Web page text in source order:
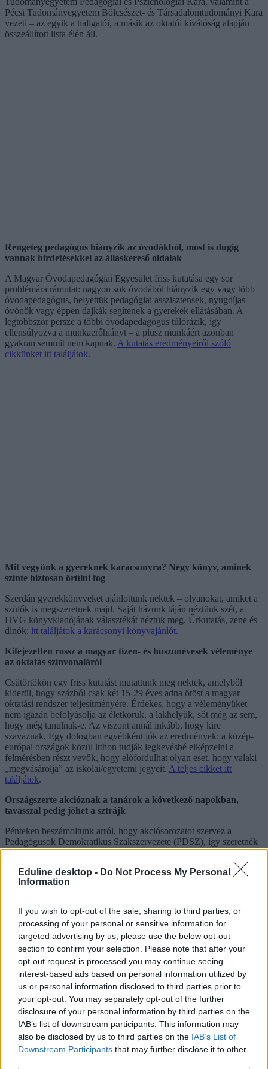
Eduline desktop - Do Not Process My Personal
Information
If you wish to opt-out of the sale, sharing to third parties, or
processing of your personal or sensitive information for
targeted advertising by us, please use the below opt-out
section to confirm your selection. Please note that after your
opt-out request is processed you may continue seeing
interest-based ads based on personal information utilized by
us or personal information disclosed to third parties prior to
your opt-out. You may separately opt-out of the further
disclosure of your personal information by third parties on the
IAB’s list of downstream participants. This information may
also be disclosed by us to third parties on the IAB’s List of
Downstream Participants that may further disclose it to other
Pécsi Tudományegyetem Bölcsészet- és Társadalomtudományi Kara
vezeti – az egyik a hallgatói, a másik az oktatói kiválóság alapján
összeállított lista élén áll.
Rengeteg pedagógus hiányzik az óvodákból, most is dugig
vannak hirdetésekkel az álláskereső oldalak
A Magyar Óvodapedagógiai Egyesület friss kutatása egy sor
problémára rámutat: nagyon sok óvodából hiányzik egy vagy több
óvodapedagógus, helyettük pedagógiai asszisztensek, nyugdíjas
óvónők vagy éppen dajkák segítenek a gyerekek ellátásában. A
legtöbbször persze a többi óvodapedagógus túlórázik, így
ellensúlyozva a munkaerőhiányt – a plusz munkáért azonban
gyakran semmit nem kapnak. A kutatás eredményeiről szóló
cikkünket itt találjátok.
Mit vegyünk a gyereknek karácsonyra? Négy könyv, aminek
szinte biztosan örülni fog
Szerdán gyerekkönyveket ajánlottunk nektek – olyanokat, amiket a
szülők is megszeretnek majd. Saját házunk táján néztünk szét, a
HVG könyvkiadójának választékát néztük meg. Űrkutatás, zene és
dinók: itt találjátok a karácsonyi könyvajánlót.
Kifejezetten rossz a magyar tizen- és huszonévesek véleménye
az oktatás színvonaláról
Csütörtökön egy friss kutatást mutattunk meg nektek, amelyből
kiderül, hogy százból csak két 15-29 éves adna ötöst a magyar
oktatási rendszer teljesítményére. Érdekes, hogy a véleményüket
nem igazán befolyásolja az életkoruk, a lakhelyük, sőt még az sem,
hogy még tanulnak-e. Az viszont annál inkább, hogy kire
szavaznak. Egy dologban egyébként jók az eredmények: a közép-
európai országok közül itthon tudják legkevésbé elképzelni a
felmérésben részt vevők, hogy előfordulhat olyan eset, hogy valaki
„megvásárolja” az iskolai/egyetemi jegyeit. A teljes cikket itt
találjátok.
Országszerte akcióznak a tanárok a következő napokban,
tavasszal pedig jöhet a sztrájk
Pénteken beszámoltunk arról, hogy akciósorozatot szervez a
Pedagógusok Demokratikus Szakszervezete (PDSZ), így szeretnék
mozgósítani a tanárokat és a szülőket. Országszerte tartanak majd
tanítani?” feliratú molinó több tankerületi központ előtt is felbukkan
majd, és lesz, ahol demonstrációt is tartanak. Szűcs Tamás, a PDSZ
sztrájkot is be kell majd vetniük, hogy javítsanak az oktatásban
dolgozók helyzetén.
Szűcs Tamás azt is hozzátette, tudják, hogy nem molinók és
matricák változtatják meg a nagy dolgokat, de azt remélik, hogy
elindul egy mozgalom, amely segítheti a pedagógusokat a céljaik
elérésében. A teljes cikket itt olvashatjátok el.